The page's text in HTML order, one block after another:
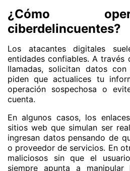
¿Cómo
ciberdelincuentes?
Los atacantes digitales
entidades confiables. A través
llamadas, solicitan datos
piden que actualices tu
operación sospechosa o
cuenta.
En algunos casos, los
sitios web que simulan ser
ingresan datos pensando de
o proveedor de servicios. En
maliciosos sin que el
siempre apunta a manipular